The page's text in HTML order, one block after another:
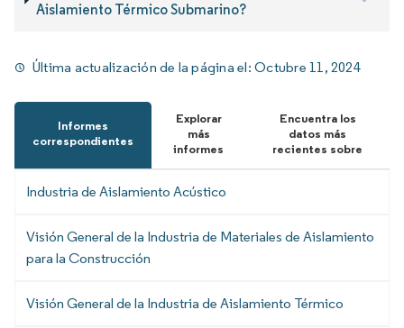
Aislamiento Térmico Submarino?
Última actualización de la página el:Octubre 11, 2024
Informes
correspondientes
Explorar
más
informes
Encuentra los
datos más
recientes sobre
Industria de Aislamiento Acústico
Visión General de la Industria de Materiales de Aislamiento
para la Construcción
Visión General de la Industria de Aislamiento Térmico